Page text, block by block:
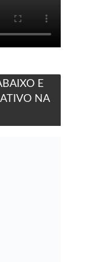
E
NA